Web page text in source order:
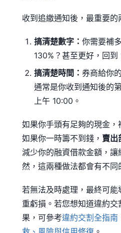
收到追繳通知後，最重要的
搞清楚數字： 你需要補
130%？甚至更好，回到
搞清楚時間： 券商給你
通常是你收到通知後的
上午 10:00。
如果你手頭有足夠的現金，
如果你一時籌不到錢， 賣出
減少你的融資借款金額，
然，這兩種做法都會有不同
若無法及時處理，最終可能
重虧損。若您想知道違約
果，可參考違約交割全指南